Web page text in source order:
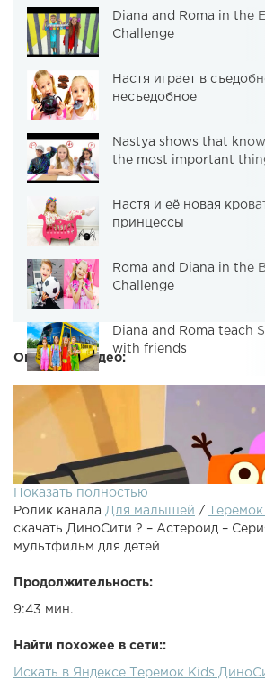
Diana and Roma in the
Challenge
Настя играет в
несъедобное
Nastya shows that
the most important
Настя и её новая
принцессы
Roma and Diana in the
Challenge
Diana and Roma teach
with friends
Описание видео:
Показать полностью
Ролик канала Для малышей /
скачать ДиноСити ? – Астероид –
мультфильм для детей
Продолжительность:
9:43 мин.
Найти похожее в сети::
Искать в Яндексе Теремок Kids